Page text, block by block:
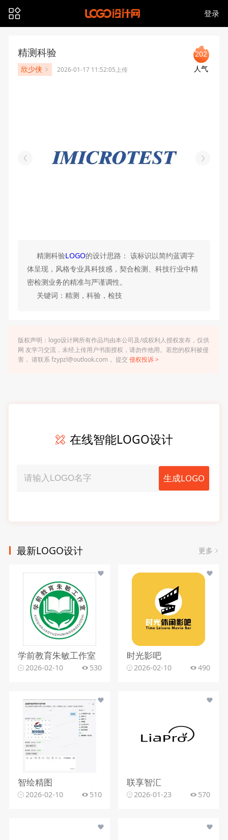
登录
精测科验
欣少侠 2026-01-17 11:52:05上传
202
人气
精测科验LOGO的设计思路： 该标识以简约蓝调字
体呈现，风格专业具科技感，契合检测、科技行业中精
密检测业务的精准与严谨调性。
关键词：精测，科验，检技
版权声明：logo设计网所有作品均由本公司及/或权利人授权发布，仅供
网 友学习交流，未经上传用户书面授权，请勿作他用。若您的权利被侵
害， 请联系 fzypzl@outlook.com， 提交 侵权投诉 >
在线智能LOGO设计
生成LOGO
最新LOGO设计 更多
学前教育朱敏工作室
2026-02-10 530
时光影吧
2026-02-10 490
智绘精图
2026-02-10 510
联享智汇
2026-01-23 570